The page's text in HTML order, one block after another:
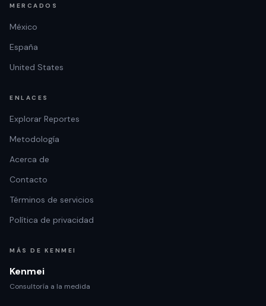
MERCADOS
México
España
United States
ENLACES
Explorar Reportes
Metodología
Acerca de
Contacto
Términos de servicios
Política de privacidad
MÁS DE KENMEI
Kenmei
Consultoría a la medida